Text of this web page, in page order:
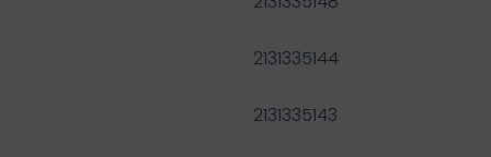
2131335144
2131335143